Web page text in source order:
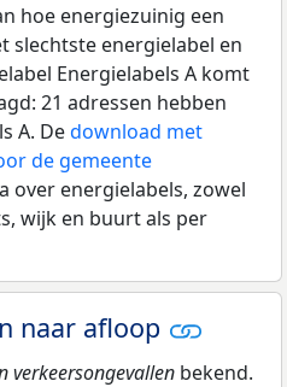
hoe energiezuinig een
slechtste energielabel en
Energielabels A komt
21 adressen hebben
A. Dedownload met
de gemeente
over energielabels, zowel
wijk en buurt als per
naar afloop
verkeersongevallen bekend.